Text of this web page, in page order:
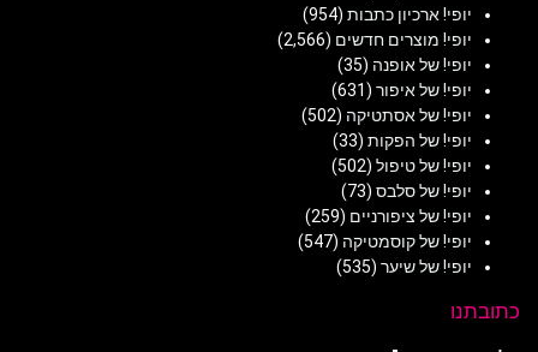
יופי! ארכיון כתבות (954)
יופי! מוצרים חדשים (2,566)
יופי! של אופנה (35)
יופי! של איפור (631)
יופי! של אסתטיקה (502)
יופי! של הפקות (33)
יופי! של טיפול (502)
יופי! של סלבס (73)
יופי! של ציפורניים (259)
יופי! של קוסמטיקה (547)
יופי! של שיער (535)
כתובתנו